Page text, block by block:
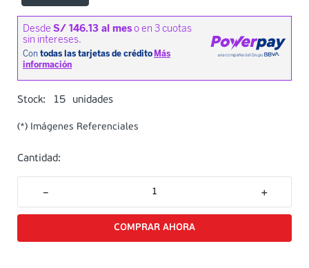
Stock: 15 unidades
(*) Imágenes Referenciales
Cantidad:
＋
－